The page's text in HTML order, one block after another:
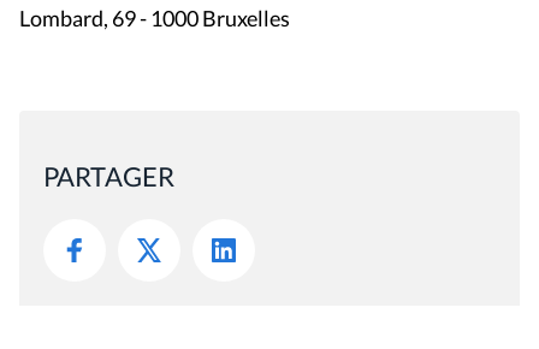
Lombard, 69 - 1000 Bruxelles
PARTAGER